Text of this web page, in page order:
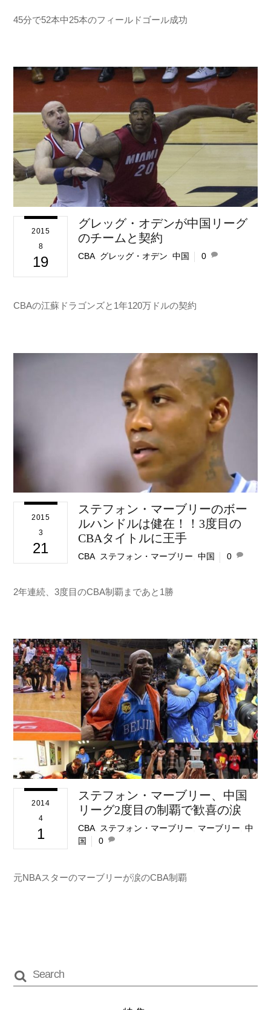
45分で52本中25本のフィールドゴール成功
2015
8
19
グレッグ・オデンが中国リーグ
のチームと契約
CBA, グレッグ・オデン ,中国 0
CBAの江蘇ドラゴンズと1年120万ドルの契約
2015
3
21
ステフォン・マーブリーのボー
ルハンドルは健在！！3度目の
CBAタイトルに王手
CBA, ステフォン・マーブリー ,中国 0
2年連続、3度目のCBA制覇まであと1勝
2014
4
1
ステフォン・マーブリー、中国
リーグ2度目の制覇で歓喜の涙
CBA ステフォン・マーブリー マーブリー ,中
国
0
元NBAスターのマーブリーが涙のCBA制覇